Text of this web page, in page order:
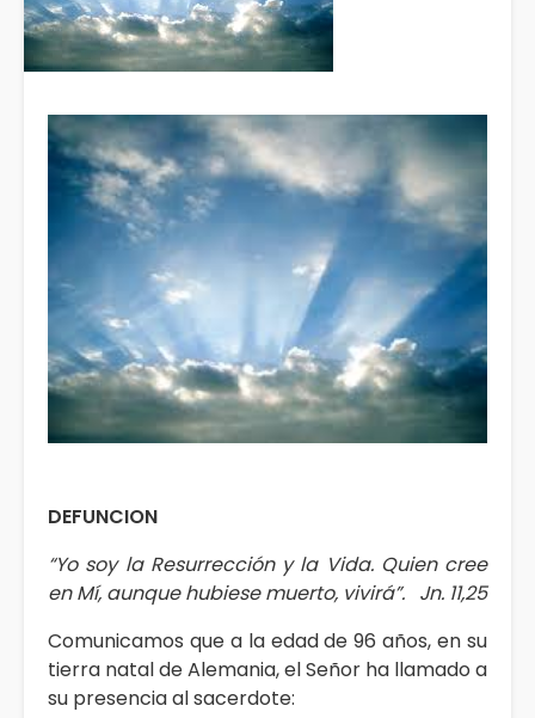
DEFUNCION
“Yo soy la Resurrección y la Vida. Quien cree
en Mí, aunque hubiese muerto, vivirá”. Jn. 11,25
Comunicamos que a la edad de 96 años, en su
tierra natal de Alemania, el Señor ha llamado a
su presencia al sacerdote: